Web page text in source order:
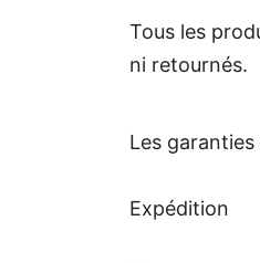
Tous les
ni retournés.
Les
Expédition